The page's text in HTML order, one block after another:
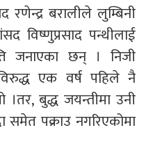
रणेन्द्र बरालीले लुम्बिनी
विष्णुप्रसाद पन्थीलाई
जनाएका छन् । निजी
एक वर्ष पहिले नै
।तर, बुद्ध जयन्तीमा उनी
समेत पक्राउ नगरिएकोमा